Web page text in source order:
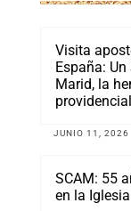
Visita
España:
Marid, la
providencial
JUNIO 11, 2026
SCAM: 55
en la